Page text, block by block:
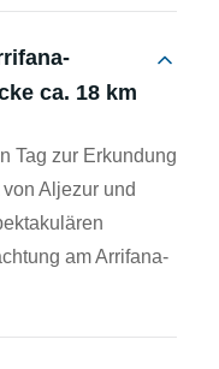
ca. 18 km
Tag zur Erkundung
Aljezur und
am Arrifana-